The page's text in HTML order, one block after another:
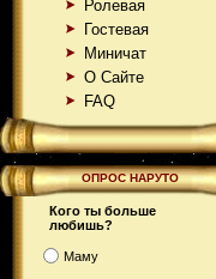
Ролевая
Гостевая
Миничат
О Сайте
FAQ
ОПРОС НАРУТО
Кого ты больше
любишь?
Маму